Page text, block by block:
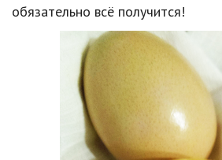
обязательно всё получится!